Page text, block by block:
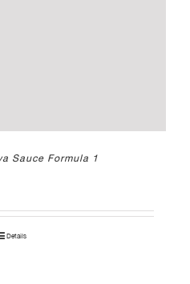
Sauce Formula 1
Details